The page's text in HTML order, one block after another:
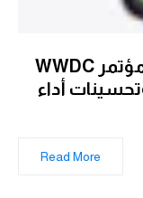
أبل تُعلن رسمياً عن iOS 27 في مؤتمر WWDC
أداء
Read More